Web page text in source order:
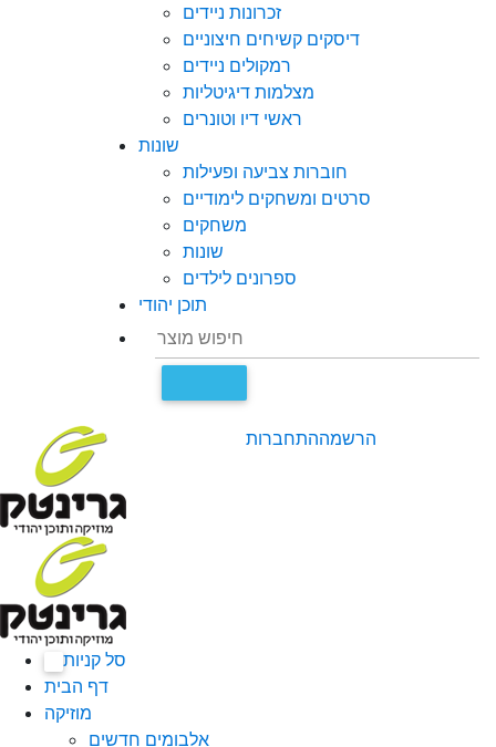
זכרונות ניידים
דיסקים קשיחים חיצוניים
רמקולים ניידים
מצלמות דיגיטליות
ראשי דיו וטונרים
שונות
חוברות צביעה ופעילות
סרטים ומשחקים לימודיים
משחקים
שונות
ספרונים לילדים
תוכן יהודי
התחברותהרשמה
סל קניות
דף הבית
מוזיקה
אלבומים חדשים